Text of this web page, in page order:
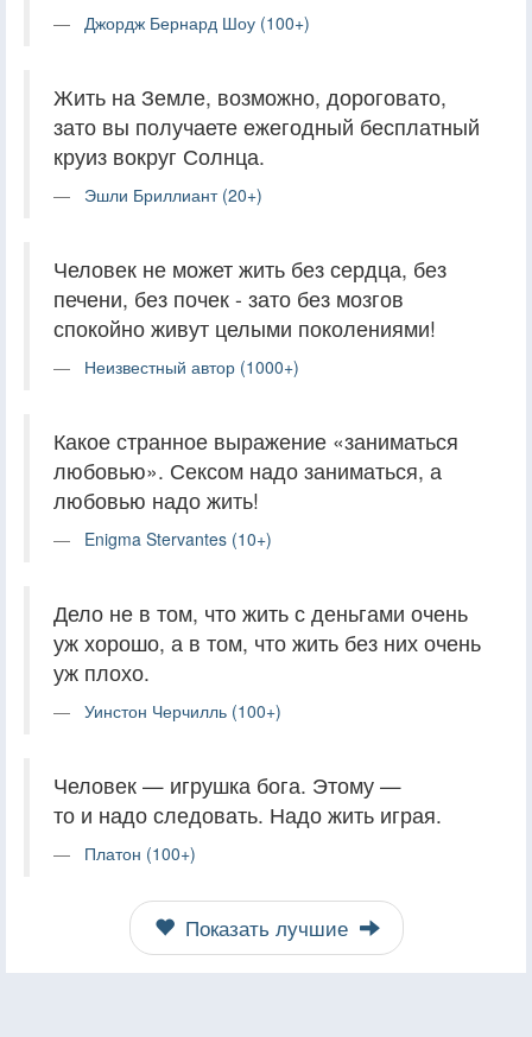
Джордж Бернард Шоу (100+)
Жить на Земле, возможно, дороговато,
зато вы получаете ежегодный бесплатный
круиз вокруг Солнца.
Эшли Бриллиант (20+)
Человек не может жить без сердца, без
печени, без почек - зато без мозгов
спокойно живут целыми поколениями!
Неизвестный автор (1000+)
Какое странное выражение «заниматься
любовью». Сексом надо заниматься, а
любовью надо жить!
Enigma Stervantes (10+)
Дело не в том, что жить с деньгами очень
уж хорошо, а в том, что жить без них очень
уж плохо.
Уинстон Черчилль (100+)
Человек — игрушка бога. Этому —
то и надо следовать. Надо жить играя.
Платон (100+)
Показать лучшие